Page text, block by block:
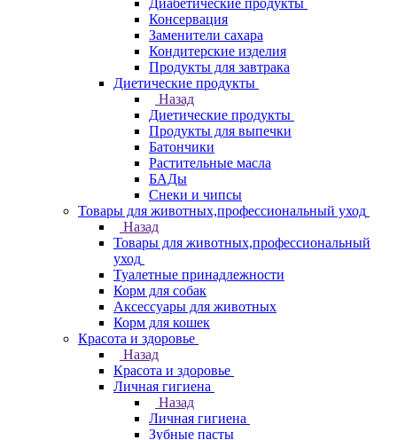
Диабетические продукты
Консервация
Заменители сахара
Кондитерские изделия
Продукты для завтрака
Диетические продукты
Назад
Диетические продукты
Продукты для выпечки
Батончики
Растительные масла
БАДы
Снеки и чипсы
Товары для животных,профессиональный уход
Назад
Товары для животных,профессиональный
уход
Туалетные принадлежности
Корм для собак
Аксессуары для животных
Корм для кошек
Красота и здоровье
Назад
Красота и здоровье
Личная гигиена
Назад
Личная гигиена
Зубные пасты